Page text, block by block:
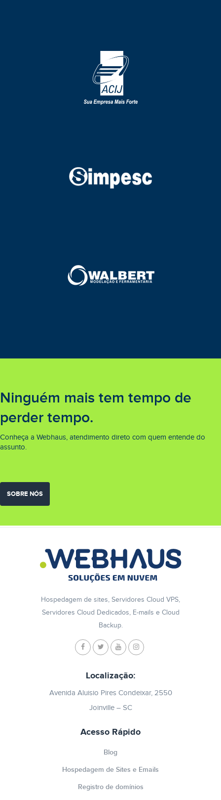
Ninguém mais tem tempo de
perder tempo.
Conheça a Webhaus, atendimento direto com quem entende do
assunto.
SOBRE NÓS
Hospedagem de sites, Servidores Cloud VPS,
Servidores Cloud Dedicados, E-mails e Cloud
Backup.
Localização:
Avenida Aluisio Pires Condeixar, 2550
Joinville – SC
Acesso Rápido
Blog
Hospedagem de Sites e Emails
Registro de domínios